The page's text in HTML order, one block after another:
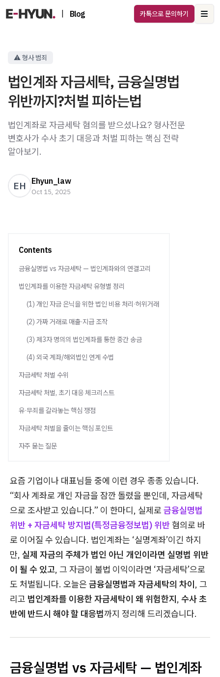
Blog 카톡으로 문의하기
⚠️ 형사 범죄
법인계좌 자금세탁, 금융실명법
위반까지?처벌 피하는법
법인계좌로 자금세탁 혐의를 받으셨나요? 형사전문
변호사가 수사 초기 대응과 처벌 피하는 핵심 전략
알아보기.
EH Ehyun_law
Oct 15, 2025
Contents
금융실명법 vs 자금세탁 — 법인계좌와의 연결고리
법인계좌를 이용한 자금세탁 유형별 정리
(1) 개인 자금 은닉을 위한 법인 비용 처리·허위거래
(2) 가짜 거래로 매출·지급 조작
(3) 제3자 명의의 법인계좌를 통한 중간 송금
(4) 외국 계좌/해외법인 연계 수법
자금세탁 처벌 수위
자금세탁 처벌, 초기 대응 체크리스트
유·무죄를 갈라놓는 핵심 쟁점
자금세탁 처벌을 줄이는 핵심 포인트
자주 묻는 질문
요즘 기업이나 대표님들 중에 이런 경우 종종 있습니다.
“회사 계좌로 개인 자금을 잠깐 돌렸을 뿐인데, 자금세탁
으로 조사받고 있습니다.” 이 한마디, 실제로 금융실명법
위반 + 자금세탁 방지법(특정금융정보법) 위반혐의로 바
로 이어질 수 있습니다. 법인계좌는 ‘실명계좌’이긴 하지
만, 실제 자금의 주체가 법인 아닌 개인이라면 실명법 위반
이 될 수 있고, 그 자금이 불법 이익이라면 ‘자금세탁’으로
도 처벌됩니다. 오늘은 금융실명법과 자금세탁의 차이, 그
리고 법인계좌를 이용한 자금세탁이 왜 위험한지, 수사 초
반에 반드시 해야 할 대응법까지 정리해 드리겠습니다.
금융실명법 vs 자금세탁 — 법인계좌